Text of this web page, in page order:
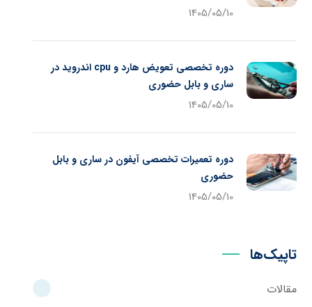
1405/05/10
دوره تخصصی تعویض هارد و cpu اندروید در
ساری و بابل حضوری
1405/05/10
دوره تعمیرات تخصصی آیفون در ساری و بابل
حضوری
1405/05/10
تاپیک‌ها
مقالات